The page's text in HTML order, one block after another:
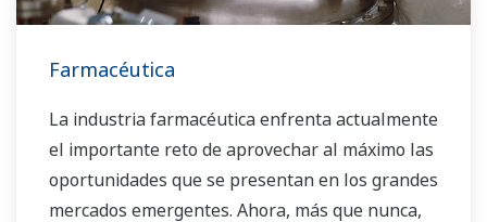
Farmacéutica
La industria farmacéutica enfrenta actualmente
el importante reto de aprovechar al máximo las
oportunidades que se presentan en los grandes
mercados emergentes. Ahora, más que nunca,